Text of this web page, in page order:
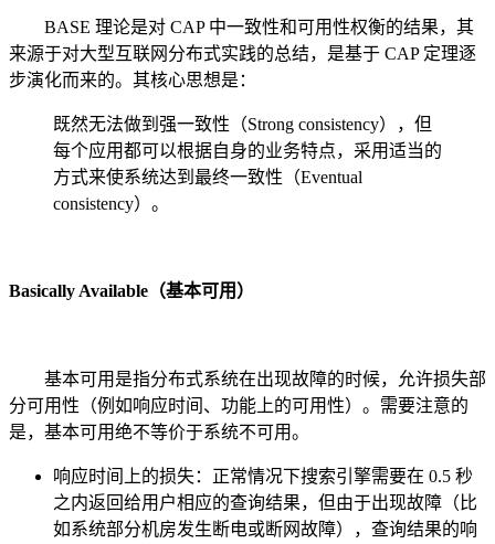
BASE 理论是对 CAP 中一致性和可用性权衡的结果，其
来源于对大型互联网分布式实践的总结，是基于 CAP 定理逐
步演化而来的。其核心思想是：
既然无法做到强一致性（Strong consistency），但
每个应用都可以根据自身的业务特点，采用适当的
方式来使系统达到最终一致性（Eventual
consistency）。
Basically Available（基本可用）
基本可用是指分布式系统在出现故障的时候，允许损失部
分可用性（例如响应时间、功能上的可用性）。需要注意的
是，基本可用绝不等价于系统不可用。
响应时间上的损失：正常情况下搜索引擎需要在 0.5 秒
之内返回给用户相应的查询结果，但由于出现故障（比
如系统部分机房发生断电或断网故障），查询结果的响